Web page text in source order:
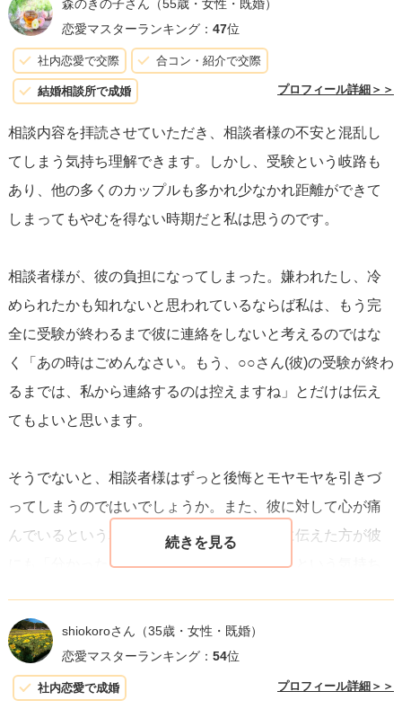
せることに時間を使うといいでしょう。
った後、自然な形で彼に連絡を取り、お互いの経験を共有
することで、関係もまた新たな段階に進むことが期待でき
ます。
あなたが彼に嫌われていると感じるのは、現在の不安定な
心境が影響している可能性があります。彼に嫌われた証拠
はなく、一時的な状況に過ぎません。受験が終わるまで少
もあります。
最後に、大切なのは、あなた自身がこの期間を成長の機会
と捉え、自分自身と向き合う時間を有意義に使うことで
す。 物事は時間とともに変化します。焦らず待つことで、
この状況を乗り越え、より強い関係が築けるかもしれませ
森のきの子さん （55歳・女性・既婚）
恋愛マスターランキング： 47位
社内恋愛で交際 合コン・紹介で交際
結婚相談所で成婚 プロフィール詳細＞＞
相談内容を拝読させていただき、相談者様の不安と混乱し
てしまう気持ち理解できます。しかし、受験という岐路も
あり、他の多くのカップルも多かれ少なかれ距離ができて
しまってもやむを得ない時期だと私は思うのです。
相談者様が、彼の負担になってしまった。嫌われたし、冷
められたかも知れないと思われているならば私は、もう完
全に受験が終わるまで彼に連絡をしないと考えるのではな
く「あの時はごめんなさい。もう、○○さん(彼)の受験が終わ
るまでは、私から連絡するのは控えますね」とだけは伝え
てもよいと思います。
そうでないと、相談者様はずっと後悔とモヤモヤを引きづ
ってしまうのではいでしょうか。また、彼に対して心が痛
んでいるという相談者様のお気持ちを素直に伝えた方が彼
にも「分かったよ。気にしなくてもいいよ」という気持ち
ちを伝えてみることをお薦めします。
shiokoroさん （35歳・女性・既婚）
恋愛マスターランキング： 54位
社内恋愛で成婚 プロフィール詳細＞＞